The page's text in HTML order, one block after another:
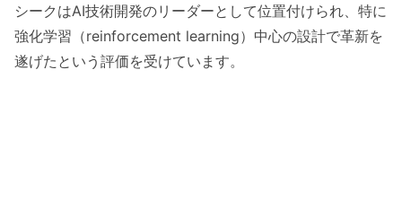
シークはAI技術開発のリーダーとして位置付けられ、特に
強化学習（reinforcement learning）中心の設計で革新を
遂げたという評価を受けています。